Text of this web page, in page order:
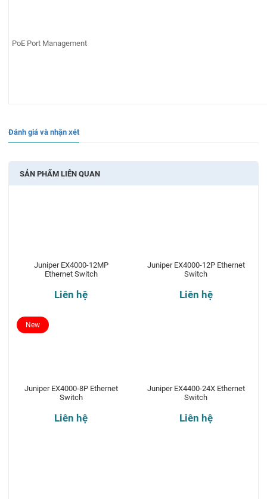
PoE Port Management
Đánh giá và nhận xét
SẢN PHẨM LIÊN QUAN
Juniper EX4000-12MP
Ethernet Switch
Liên hệ
Juniper EX4000-12P Ethernet
Switch
Liên hệ
Juniper EX4000-8P Ethernet
Switch
Liên hệ
New
Juniper EX4400-24X Ethernet
Switch
Liên hệ